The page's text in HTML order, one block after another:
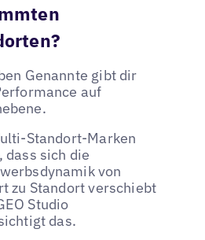
Genannte gibt dir
auf
Standort-Marken
dass sich die
von
zu Standort verschiebt
Studio
das.